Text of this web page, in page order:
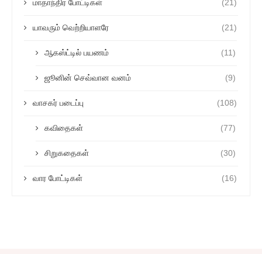
மாதாந்திர போட்டிகள் (21)
யாவரும் வெற்றியாளரே (21)
ஆகஸ்ட்டில் பயணம் (11)
ஜூனின் செவ்வான வனம் (9)
வாசகர் படைப்பு (108)
கவிதைகள் (77)
சிறுகதைகள் (30)
வார போட்டிகள் (16)